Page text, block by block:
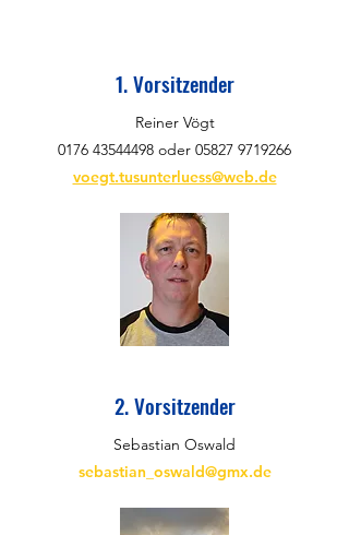
1. Vorsitzender
Reiner Vögt
0176 43544498 oder 05827 9719266
voegt.tusunterluess@web.de
2. Vorsitzender
Sebastian Oswald
sebastian_oswald@gmx.de